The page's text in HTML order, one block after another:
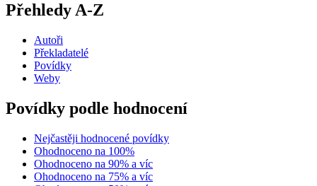
Přehledy A-Z
Autoři
Překladatelé
Povídky
Weby
Povídky podle hodnocení
Nejčastěji hodnocené povídky
Ohodnoceno na 100%
Ohodnoceno na 90% a víc
Ohodnoceno na 75% a víc